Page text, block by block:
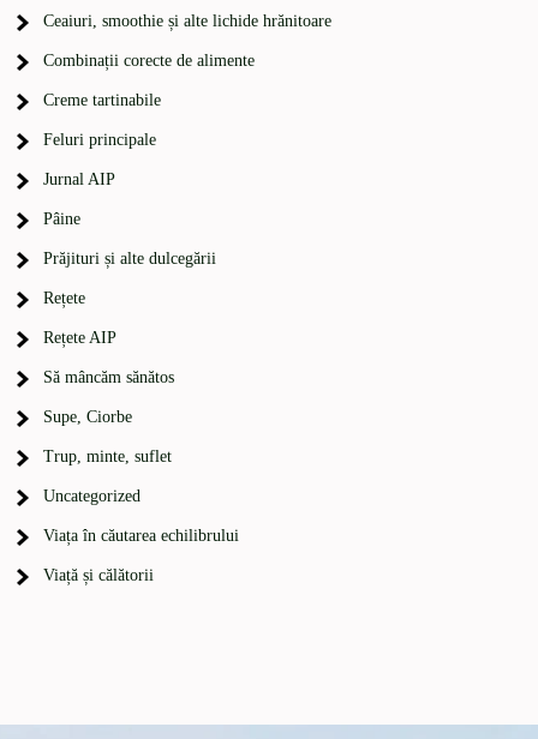
Ceaiuri, smoothie și alte lichide hrănitoare
Combinații corecte de alimente
Creme tartinabile
Feluri principale
Jurnal AIP
Pâine
Prăjituri și alte dulcegării
Rețete
Rețete AIP
Să mâncăm sănătos
Supe, Ciorbe
Trup, minte, suflet
Uncategorized
Viața în căutarea echilibrului
Viață și călătorii